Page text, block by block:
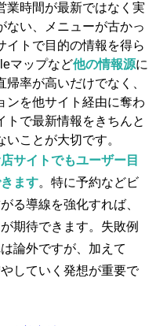
業時間が最新ではなく実
ない、メニューが古かっ
イトで目的の情報を得ら
マップなど他の情報源に
率が高いだけでなく、
ンを他サイト経由に奪わ
トで最新情報をきちんと
ことが大切です。
サイトでもユーザー目
ます。特に予約などビ
る導線を強化すれば、
期待できます。失敗例
論外ですが、加えて
していく発想が重要で